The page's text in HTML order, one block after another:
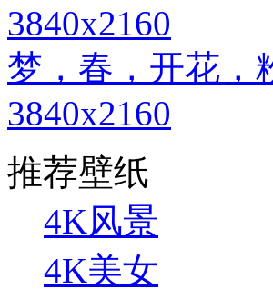
3840x2160
梦，春，开花，
3840x2160
推荐壁纸
4K风景
4K美女